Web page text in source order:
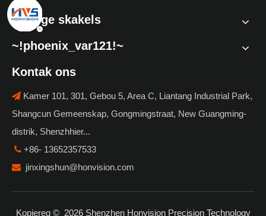
Vinnige skakels
~!phoenix_var121!~
Kontak ons
 Kamer 101, 301, Gebou 5, Area C, Liantang Industrial Park,
Shangcun Gemeenskap, Gongmingstraat, New Guangming-
distrik, Shenzhhier...
 +86- 13652357533
 jinxingshun@honvision.com
Kopiereg © 2026Shenzhen Honvision Precision Technology